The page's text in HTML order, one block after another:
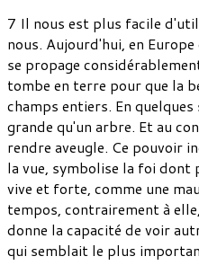
7 Il nous est plus facile
nous. Aujourd'hui, en
se propage
tombe en terre pour que la
champs entiers. En
grande qu'un arbre. Et au
rendre aveugle. Ce pouvoir
la vue, symbolise la foi dont
vive et forte, comme une
tempos, contrairement à
donne la capacité de voir
qui semblait le plus